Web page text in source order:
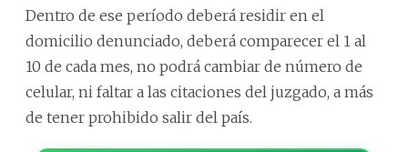
Dentro de ese período deberá residir en el
domicilio denunciado, deberá comparecer el 1 al
10 de cada mes, no podrá cambiar de número de
celular, ni faltar a las citaciones del juzgado, a más
de tener prohibido salir del país.